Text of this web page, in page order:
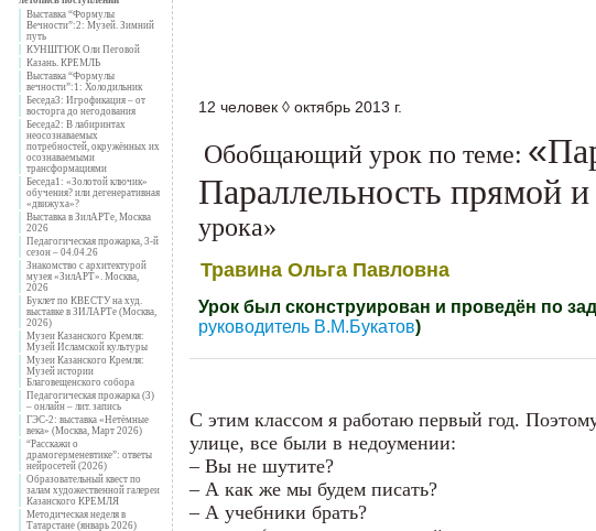
Выставка “Формулы
Вечности”:2: Музей. Зимний
путь
КУНШТЮК Оли Пеговой
Казань. КРЕМЛЬ
Выставка “Формулы
вечности”:1: Холодильник
Беседа3: Игрофикация – от
восторга до негодования
Беседа2: В лабиринтах
неосознаваемых
потребностей, окружённых их
осознаваемыми
трансформациями
Беседа1: «Золотой ключик»
обучения? или дегенеративная
«движуха»?
Выставка в ЗилАРТе, Москва
2026
Педагогическая прожарка, 3-й
сезон – 04.04.26
Знакомство с архитектурой
музея «ЗилАРТ». Москва,
2026
Буклет по КВЕСТУ на худ.
выставке в ЗИЛАРТе (Москва,
2026)
Музеи Казанского Кремля:
Музей Исламской культуры
Музеи Казанского Кремля:
Музей истории
Благовещенского собора
Педагогическая прожарка (3)
– онлайн – лит. запись
ГЭС-2: выставка «Нетёмные
века» (Москва, Март 2026)
“Расскажи о
драмогерменевтике”: ответы
нейросетей (2026)
Образовательный квест по
залам художественной галереи
Казанского КРЕМЛЯ
Методическая неделя в
Татарстане (январь 2026)
12 человек ◊ октябрь 2013 г.
Обобщающий урок по теме: «
Параллельность прямой
урока»
Травина Ольга Павловна
Урок был сконструирован и проведён по
руководитель В.М.Букатов)
С этим классом я работаю первый год.
улице, все были в недоумении:
– Вы не шутите?
– А как же мы будем писать?
– А учебники брать?